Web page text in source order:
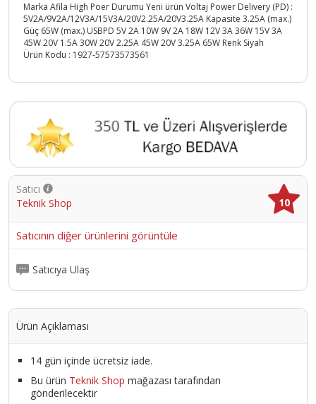
Marka Afila High Poer Durumu Yeni ürün Voltaj Power Delivery (PD) :
5V2A/9V2A/12V3A/15V3A/20V2.25A/20V3.25A Kapasite 3.25A (max.)
Güç 65W (max.) USBPD 5V 2A 10W 9V 2A 18W 12V 3A 36W 15V 3A
45W 20V 1.5A 30W 20V 2.25A 45W 20V 3.25A 65W Renk Siyah
Ürün Kodu : 1927-57573573561
Satıcı
Teknik Shop
10
Satıcının diğer ürünlerini görüntüle
Satıcıya Ulaş
Ürün Açıklaması
14 gün içinde ücretsiz iade.
Bu ürün Teknik Shop mağazası tarafından
gönderilecektir